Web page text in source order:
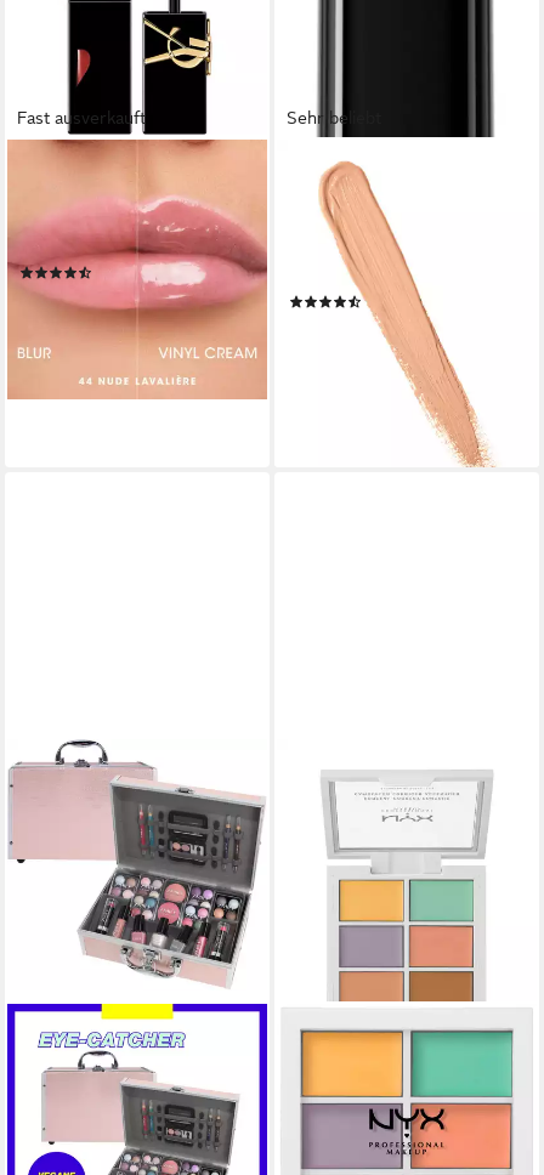
Fast ausverkauft
Lippenstift Rouge Pur
Couture Vinyl Cream - 416
Psychedelic Chili
(11)
24,28 € 56,99 €
lieferbar - in 3-4 Werktagen bei dir
Sehr beliebt
MAYBELLINE NEW YORK
Concealer FIT ME!
CONCEALER, mit hoher
Deckkraft, hellt dunkle Stellen
unter den Augen auf
(536)
UVP6,99 €
lieferbar - in 1-2 Werktagen bei dir
+4